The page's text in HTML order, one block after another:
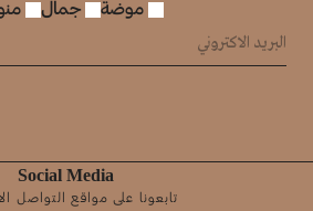
موضة جمال
Social Media
تابعونا على مواقع التواصل